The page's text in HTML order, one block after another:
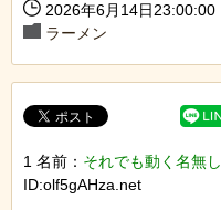
2026年6月14日23:00:00
ラーメン
1 名前： それでも動く名無し
ID:olf5gAHza.net